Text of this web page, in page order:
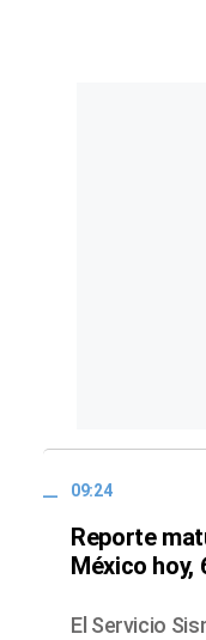
09:24
Reporte
México hoy,
El Servicio